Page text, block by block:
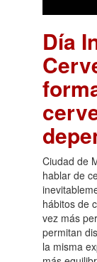
Día
Ciudad de
hablar de
hábitos de
vez más
permitan
la misma